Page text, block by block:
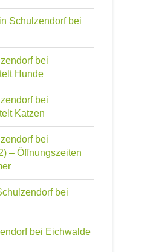
Schulzendorf bei
bei
Hunde
bei
Katzen
bei
– Öffnungszeiten
bei
bei Eichwalde